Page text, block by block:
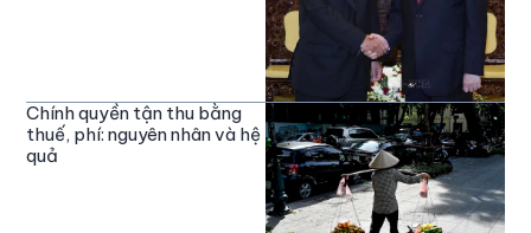
Chính quyền tận thu bằng
thuế, phí: nguyên nhân và hệ
quả